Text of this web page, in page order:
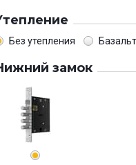
Без утепления
замок